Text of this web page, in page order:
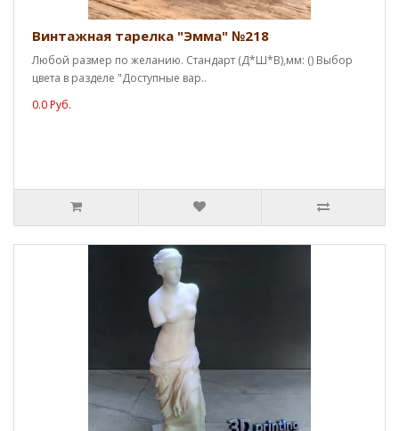
Винтажная тарелка "Эмма" №218
Любой размер по желанию. Стандарт (Д*Ш*В),мм: () Выбор
цвета в разделе "Доступные вар..
0.0 Руб.